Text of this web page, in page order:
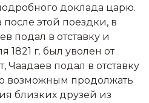
доклада царю.
этой поездки, в
подал в отставку и
1821 г. был уволен от
Чаадаев подал в отставку
возможным продолжать
близких друзей из